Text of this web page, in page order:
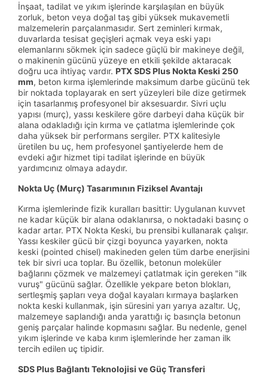
İnşaat, tadilat ve yıkım işlerinde karşılaşılan en büyük
zorluk, beton veya doğal taş gibi yüksek mukavemetli
malzemelerin parçalanmasıdır. Sert zeminleri kırmak,
duvarlarda tesisat geçişleri açmak veya eski yapı
elemanlarını sökmek için sadece güçlü bir makineye değil,
o makinenin gücünü yüzeye en etkili şekilde aktaracak
doğru uca ihtiyaç vardır. PTX SDS Plus Nokta Keski 250
mm, beton kırma işlemlerinde maksimum darbe gücünü tek
bir noktada toplayarak en sert yüzeyleri bile dize getirmek
için tasarlanmış profesyonel bir aksesuardır. Sivri uçlu
yapısı (murç), yassı keskilere göre darbeyi daha küçük bir
alana odakladığı için kırma ve çatlatma işlemlerinde çok
daha yüksek bir performans sergiler. PTX kalitesiyle
üretilen bu uç, hem profesyonel şantiyelerde hem de
evdeki ağır hizmet tipi tadilat işlerinde en büyük
yardımcınız olmaya adaydır.
Nokta Uç (Murç) Tasarımının Fiziksel Avantajı
Kırma işlemlerinde fizik kuralları basittir: Uygulanan kuvvet
ne kadar küçük bir alana odaklanırsa, o noktadaki basınç o
kadar artar. PTX Nokta Keski, bu prensibi kullanarak çalışır.
Yassı keskiler gücü bir çizgi boyunca yayarken, nokta
keski (pointed chisel) makineden gelen tüm darbe enerjisini
tek bir sivri uca toplar. Bu özellik, betonun moleküler
bağlarını çözmek ve malzemeyi çatlatmak için gereken "ilk
vuruş" gücünü sağlar. Özellikle yekpare beton blokları,
sertleşmiş şapları veya doğal kayaları kırmaya başlarken
nokta keski kullanmak, işin süresini yarı yarıya azaltır. Uç,
malzemeye saplandığı anda yarattığı iç basınçla betonun
geniş parçalar halinde kopmasını sağlar. Bu nedenle, genel
yıkım işlerinde ve kaba kırım işlemlerinde her zaman ilk
tercih edilen uç tipidir.
SDS Plus Bağlantı Teknolojisi ve Güç Transferi